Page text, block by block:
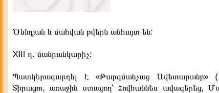
Ծննդյան և մահվան թվերն անհայտ են:
XIII դ. մանրանկարիչ:
Պատկերազարդել է «Թարգմանչաց Ավետարանը»
Տիրացու, առաջին ստացող՝ Հովհաննես ավագերեց,